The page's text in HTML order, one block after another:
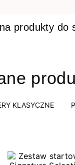
produkty do
KLASYCZNE